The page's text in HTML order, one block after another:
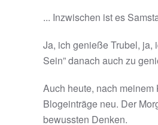
... Inzwischen ist es
Ja, ich genieße Trubel, ja,
Sein” danach auch zu
Auch heute, nach
Blogeinträge neu. Der
bewussten Denken.